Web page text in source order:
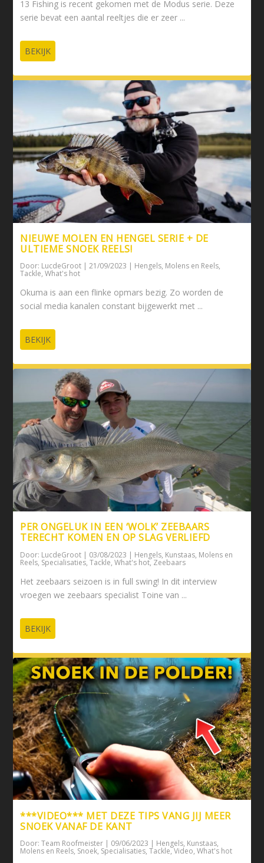
13 Fishing is recent gekomen met de Modus serie. Deze
serie bevat een aantal reeltjes die er zeer ...
BEKIJK
NIEUWE MOLEN EN HENGEL SERIE + DE
ULTIEME SNOEK REELS!
Door: LucdeGroot |21/09/2023 | Hengels, Molens en Reels,
Tackle,What's hot
Okuma is aan een flinke opmars bezig. Zo worden de
social media kanalen constant bijgewerkt met ...
BEKIJK
PER ONGELUK IN EEN ‘WOLK’ ZEEBAARS
TERECHT KOMEN EN OP SLAG VERLIEFD
Door: LucdeGroot | 03/08/2023 | Hengels, Kunstaas, Molens en
Reels, Specialisaties,Tackle,What's hot, Zeebaars
Het zeebaars seizoen is in full swing! In dit interview
vroegen we zeebaars specialist Toine van ...
BEKIJK
***VIDEO*** MET DEZE TIPS VANG JIJ MEER
SNOEK VANAF DE KANT
Door:Team Roofmeister | 09/06/2023 | Hengels, Kunstaas,
Molens en Reels, Snoek, Specialisaties,Tackle,Video,What's hot